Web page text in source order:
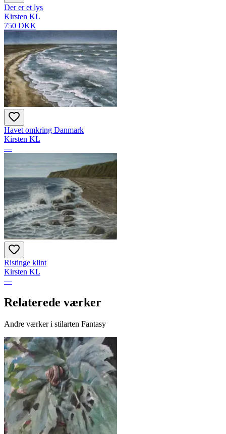
Der er et lys
Kirsten KL
750 DKK
Havet omkring Danmark
Kirsten KL
—
Ristinge klint
Kirsten KL
—
Relaterede værker
Andre værker i stilarten Fantasy